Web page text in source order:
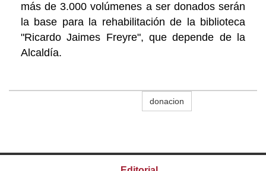
más de 3.000 volúmenes a ser donados serán
la base para la rehabilitación de la biblioteca
"Ricardo Jaimes Freyre", que depende de la
Alcaldía.
donacion